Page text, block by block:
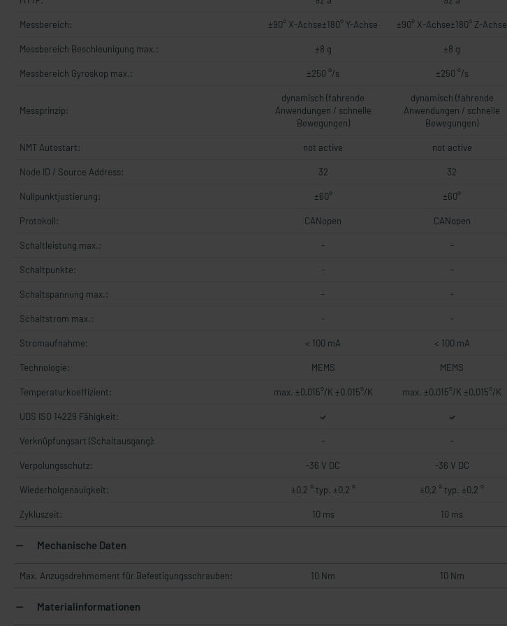
Messbereich: ±90° X-Achse±180° Y-Achse ±90° X-Achse±180° Z-Achse
Messbereich Beschleunigung max.: ±8 g ±8 g
Messbereich Gyroskop max.: ±250 °/s ±250 °/s
Messprinzip:
dynamisch (fahrende
Anwendungen / schnelle
Bewegungen)
dynamisch (fahrende
Anwendungen / schnelle
Bewegungen)
NMT Autostart: not active not active
Node ID / Source Address: 32 32
Nullpunktjustierung: ±60° ±60°
Protokoll: CANopen CANopen
Schaltleistung max.: - -
Schaltpunkte: - -
Schaltspannung max.: - -
Schaltstrom max.: - -
Stromaufnahme: < 100 mA < 100 mA
Technologie: MEMS MEMS
Temperaturkoeffizient: max. ±0,015°/K ±0,015°/K max. ±0,015°/K ±0,015°/K
UDS ISO 14229 Fähigkeit:
Verknüpfungsart (Schaltausgang): - -
Verpolungsschutz: -36 V DC -36 V DC
Wiederholgenauigkeit: ±0,2 ° typ. ±0,2 ° ±0,2 ° typ. ±0,2 °
Zykluszeit: 10 ms 10 ms
Mechanische Daten
Max. Anzugsdrehmoment für Befestigungsschrauben: 10 Nm 10 Nm
Materialinformationen